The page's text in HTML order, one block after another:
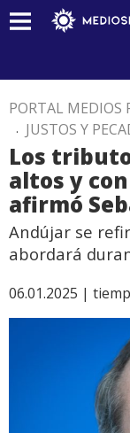
PORTAL MEDIOS
. JUSTOS Y
Los
altos y
afirmó
Andújar se
abordará
06.01.2025 |